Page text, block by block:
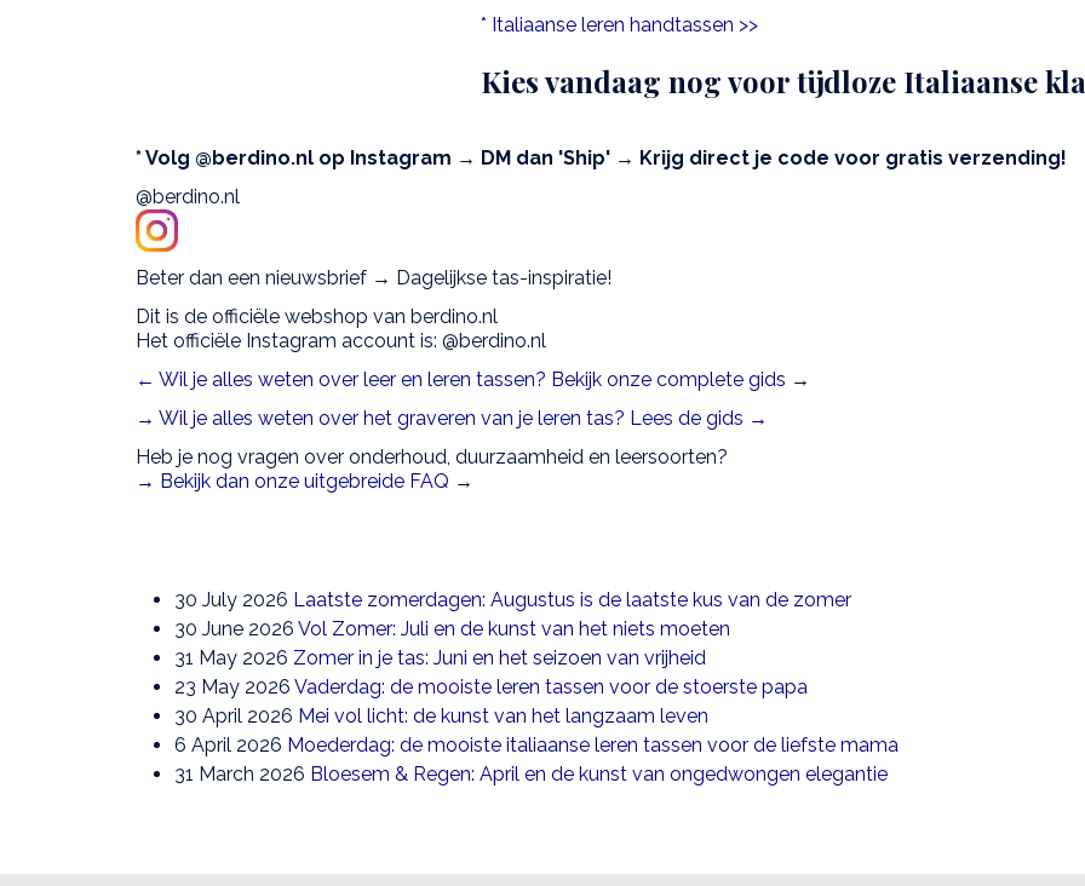
* Italiaanse leren handtassen >>
Kies vandaag nog voor tijdloze Italiaanse
* Volg @berdino.nl op Instagram → DM dan 'Ship' → Krijg direct je code voor gratis verzending!
@berdino.nl
Beter dan een nieuwsbrief → Dagelijkse tas-inspiratie!
Dit is de officiële webshop van berdino.nl
Het officiële Instagram account is: @berdino.nl
← Wil je alles weten over leer en leren tassen? Bekijk onze complete gids →
→ Wil je alles weten over het graveren van je leren tas? Lees de gids →
Heb je nog vragen over onderhoud, duurzaamheid en leersoorten?
→ Bekijk dan onze uitgebreide FAQ →
30 July 2026 Laatste zomerdagen: Augustus is de laatste kus van de zomer
30 June 2026 Vol Zomer: Juli en de kunst van het niets moeten
31 May 2026 Zomer in je tas: Juni en het seizoen van vrijheid
23 May 2026 Vaderdag: de mooiste leren tassen voor de stoerste papa
30 April 2026 Mei vol licht: de kunst van het langzaam leven
6 April 2026 Moederdag: de mooiste italiaanse leren tassen voor de liefste mama
31 March 2026 Bloesem & Regen: April en de kunst van ongedwongen elegantie